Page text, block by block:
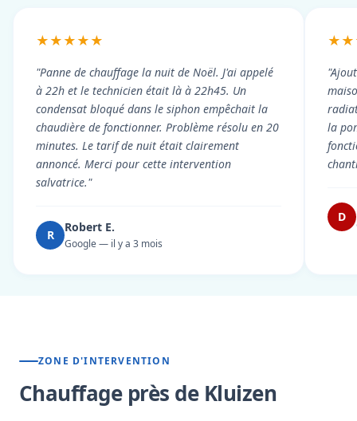
★★★★★
"Panne de chauffage la nuit de Noël. J'ai appelé
à 22h et le technicien était là à 22h45. Un
condensat bloqué dans le siphon empêchait la
chaudière de fonctionner. Problème résolu en 20
minutes. Le tarif de nuit était clairement
annoncé. Merci pour cette intervention
salvatrice."
R
Robert E.
Google — il y a 3 mois
la
D
ZONE D'INTERVENTION
Chauffage près de Kluizen